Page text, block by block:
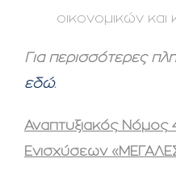
οικονομικών
Για περισσότερες
εδώ.
Αναπτυξιακός
Ενισχύσεων